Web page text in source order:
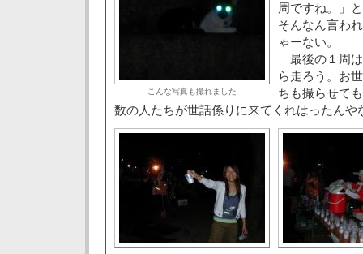
こんな写真も撮れました
周ですね。」
そんなん言わ
ゃーない。
最後の１周
ら走ろう。お
ちも撮らせて
数の人たちが世話係りに来てくれはったんや